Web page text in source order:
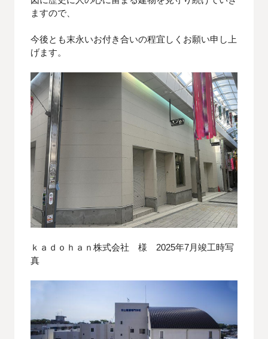
ますので、
今後とも末永いお付き合いの程宜しくお願い申し上
げます。
ｋａｄｏｈａｎ株式会社 様 2025年7月竣工時写
真